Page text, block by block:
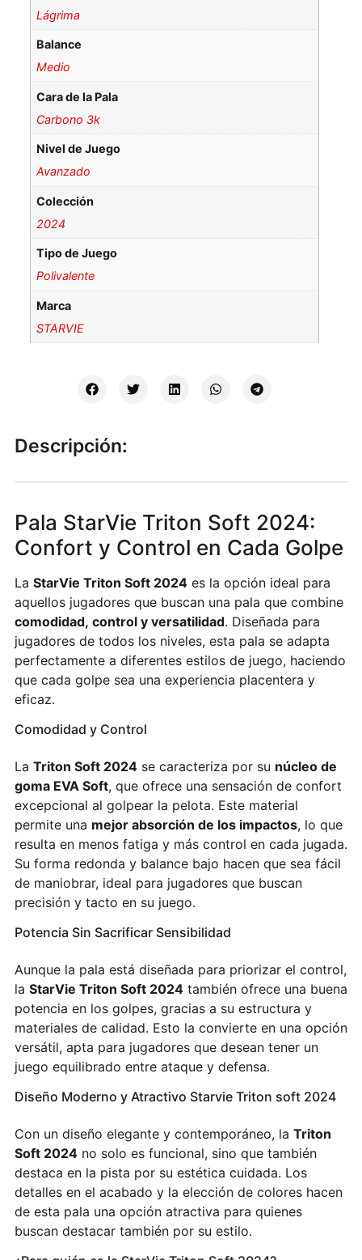
Lágrima
Balance
Medio
Cara de la Pala
Carbono 3k
Nivel de Juego
Avanzado
Colección
2024
Tipo de Juego
Polivalente
Marca
STARVIE
Descripción:
Pala StarVie Triton Soft 2024:
Confort y Control en Cada Golpe
La StarVie Triton Soft 2024es la opción ideal para
aquellos jugadores que buscan una pala que combine
comodidad, control y versatilidad. Diseñada para
jugadores de todos los niveles, esta pala se adapta
perfectamente a diferentes estilos de juego, haciendo
que cada golpe sea una experiencia placentera y
eficaz.
Comodidad y Control
La Triton Soft 2024se caracteriza por su núcleo de
goma EVA Soft, que ofrece una sensación de confort
excepcional al golpear la pelota. Este material
permite una mejor absorción de los impactos, lo que
resulta en menos fatiga y más control en cada jugada.
Su forma redonda y balance bajo hacen que sea fácil
de maniobrar, ideal para jugadores que buscan
precisión y tacto en su juego.
Potencia Sin Sacrificar Sensibilidad
Aunque la pala está diseñada para priorizar el control,
la StarVie Triton Soft 2024también ofrece una buena
potencia en los golpes, gracias a su estructura y
materiales de calidad. Esto la convierte en una opción
versátil, apta para jugadores que desean tener un
juego equilibrado entre ataque y defensa.
Diseño Moderno y Atractivo Starvie Triton soft 2024
Con un diseño elegante y contemporáneo, la Triton
Soft 2024no solo es funcional, sino que también
destaca en la pista por su estética cuidada. Los
detalles en el acabado y la elección de colores hacen
de esta pala una opción atractiva para quienes
buscan destacar también por su estilo.